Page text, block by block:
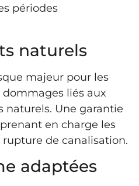
périodes
naturels
majeur pour les
dommages liés aux
naturels. Une garantie
en charge les
de canalisation.
adaptées